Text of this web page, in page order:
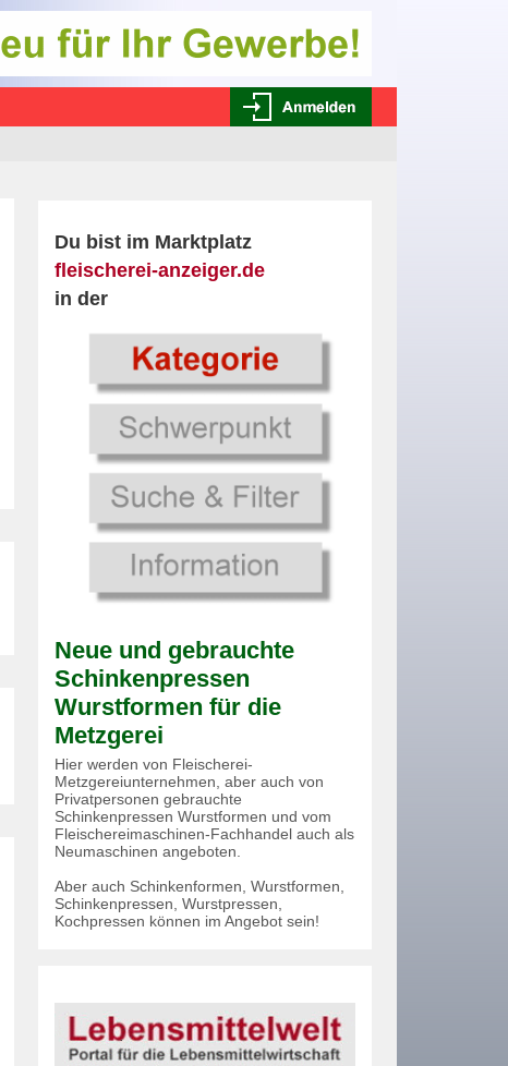
Du bist im Marktplatz
fleischerei-anzeiger.de
in der
Neue und gebrauchte
Schinkenpressen
Wurstformen für die
Metzgerei
Hier werden von Fleischerei-
Metzgereiunternehmen, aber auch von
Privatpersonen gebrauchte
Schinkenpressen Wurstformen und vom
Fleischereimaschinen-Fachhandel auch als
Neumaschinen angeboten.
Aber auch Schinkenformen, Wurstformen,
Schinkenpressen, Wurstpressen,
Kochpressen können im Angebot sein!